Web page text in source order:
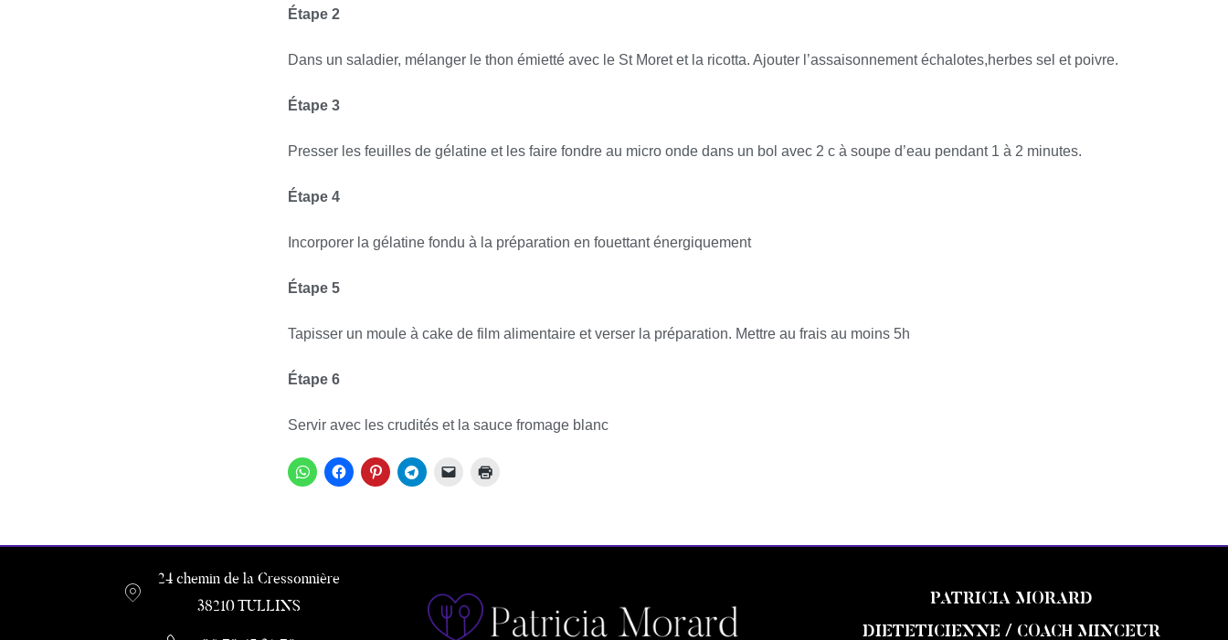
Étape 2
Dans un saladier, mélanger le thon émietté avec le St Moret et la ricotta. Ajouter l’assaisonnement échalotes,herbes sel et poivre.
Étape 3
Presser les feuilles de gélatine et les faire fondre au micro onde dans un bol avec 2 c à soupe d’eau pendant 1 à 2 minutes.
Étape 4
Incorporer la gélatine fondu à la préparation en fouettant énergiquement
Étape 5
Tapisser un moule à cake de film alimentaire et verser la préparation. Mettre au frais au moins 5h
Étape 6
Servir avec les crudités et la sauce fromage blanc
24 chemin de la Cressonnière
38210 TULLINS
PATRICIA MORARD
DIETETICIENNE / COACH MINCEUR